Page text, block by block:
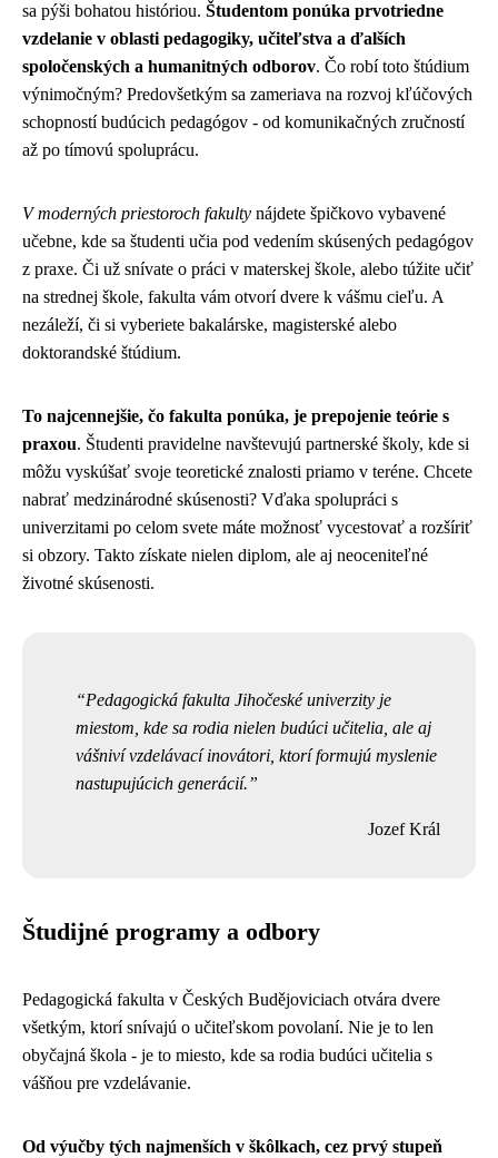
sa pýši bohatou históriou. Študentom ponúka prvotriedne
vzdelanie v oblasti pedagogiky, učiteľstva a ďalších
spoločenských a humanitných odborov. Čo robí toto štúdium
výnimočným? Predovšetkým sa zameriava na rozvoj kľúčových
schopností budúcich pedagógov - od komunikačných zručností
až po tímovú spoluprácu.
V moderných priestoroch fakulty nájdete špičkovo vybavené
učebne, kde sa študenti učia pod vedením skúsených pedagógov
z praxe. Či už snívate o práci v materskej škole, alebo túžite učiť
na strednej škole, fakulta vám otvorí dvere k vášmu cieľu. A
nezáleží, či si vyberiete bakalárske, magisterské alebo
doktorandské štúdium.
To najcennejšie, čo fakulta ponúka, je prepojenie teórie s
praxou. Študenti pravidelne navštevujú partnerské školy, kde si
môžu vyskúšať svoje teoretické znalosti priamo v teréne. Chcete
nabrať medzinárodné skúsenosti? Vďaka spolupráci s
univerzitami po celom svete máte možnosť vycestovať a rozšíriť
si obzory. Takto získate nielen diplom, ale aj neoceniteľné
životné skúsenosti.
Pedagogická fakulta Jihočeské univerzity je
miestom, kde sa rodia nielen budúci učitelia, ale aj
vášniví vzdelávací inovátori, ktorí formujú myslenie
nastupujúcich generácií.
Jozef Král
Študijné programy a odbory
Pedagogická fakulta v Českých Budějoviciach otvára dvere
všetkým, ktorí snívajú o učiteľskom povolaní. Nie je to len
obyčajná škola - je to miesto, kde sa rodia budúci učitelia s
vášňou pre vzdelávanie.
Od výučby tých najmenších v škôlkach, cez prvý stupeň